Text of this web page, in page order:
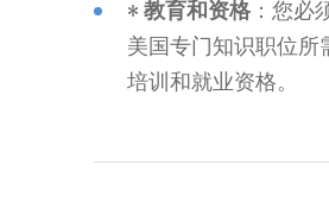
•教育和资格 ：您
美国专门知识职位所
培训和就业资格。